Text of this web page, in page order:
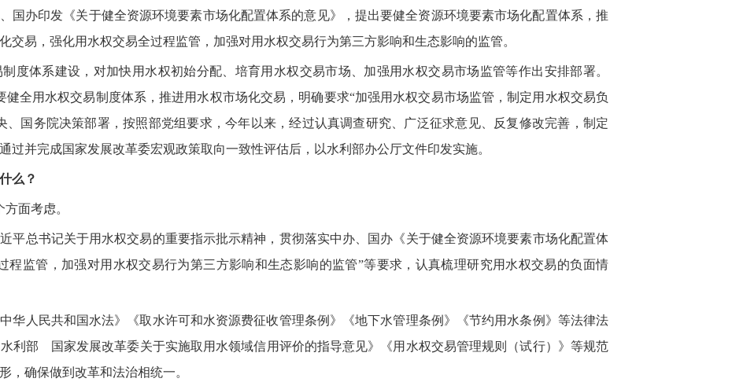
国办印发《关于健全资源环境要素市场化配置体系的意见》，提出要健全资源环境要素市场化配置体系，推
交易，强化用水权交易全过程监管，加强对用水权交易行为第三方影响和生态影响的监管。
度体系建设，对加快用水权初始分配、培育用水权交易市场、加强用水权交易市场监管等作出安排部署。
健全用水权交易制度体系，推进用水权市场化交易，明确要求“加强用水权交易市场监管，制定用水权交易负
、国务院决策部署，按照部党组要求，今年以来，经过认真调查研究、广泛征求意见、反复修改完善，制定
过并完成国家发展改革委宏观政策取向一致性评估后，以水利部办公厅文件印发实施。
么？
面考虑。
平总书记关于用水权交易的重要指示批示精神，贯彻落实中办、国办《关于健全资源环境要素市场化配置体
程监管，加强对用水权交易行为第三方影响和生态影响的监管”等要求，认真梳理研究用水权交易的负面情
华人民共和国水法》《取水许可和水资源费征收管理条例》《地下水管理条例》《节约用水条例》等法律法
利部 国家发展改革委关于实施取用水领域信用评价的指导意见》《用水权交易管理规则（试行）》等规范
，确保做到改革和法治相统一。